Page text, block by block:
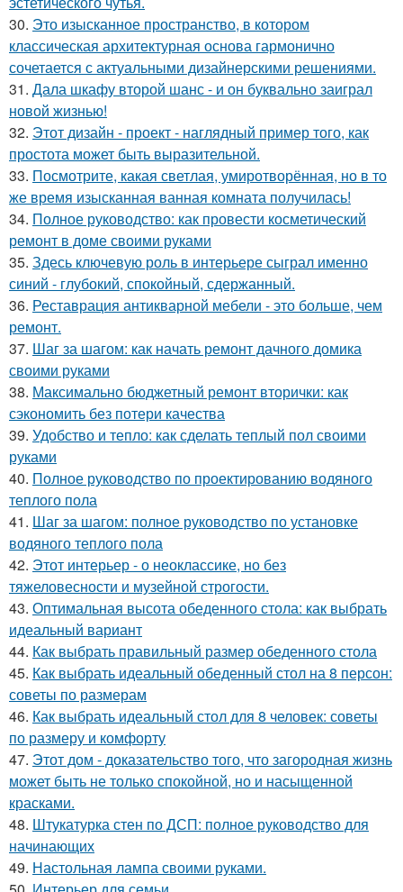
30. Это изысканное пространство, в котором
классическая архитектурная основа гармонично
сочетается с актуальными дизайнерскими решениями.
31. Дала шкафу второй шанс - и он буквально заиграл
новой жизнью!
32. Этот дизайн - проект - наглядный пример того, как
простота может быть выразительной.
33. Посмотрите, какая светлая, умиротворённая, но в то
же время изысканная ванная комната получилась!
34. Полное руководство: как провести косметический
ремонт в доме своими руками
35. Здесь ключевую роль в интерьере сыграл именно
синий - глубокий, спокойный, сдержанный.
36. Реставрация антикварной мебели - это больше, чем
ремонт.
37. Шаг за шагом: как начать ремонт дачного домика
своими руками
38. Максимально бюджетный ремонт вторички: как
сэкономить без потери качества
39. Удобство и тепло: как сделать теплый пол своими
руками
40. Полное руководство по проектированию водяного
теплого пола
41. Шаг за шагом: полное руководство по установке
водяного теплого пола
42. Этот интерьер - о неоклассике, но без
тяжеловесности и музейной строгости.
43. Оптимальная высота обеденного стола: как выбрать
идеальный вариант
44. Как выбрать правильный размер обеденного стола
45. Как выбрать идеальный обеденный стол на 8 персон:
советы по размерам
46. Как выбрать идеальный стол для 8 человек: советы
по размеру и комфорту
47. Этот дом - доказательство того, что загородная жизнь
может быть не только спокойной, но и насыщенной
красками.
48. Штукатурка стен по ДСП: полное руководство для
начинающих
49. Настольная лампа своими руками.